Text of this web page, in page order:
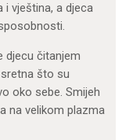
i vještina, a djeca
djecu čitanjem
što su
oko sebe. Smijeh
na velikom plazma